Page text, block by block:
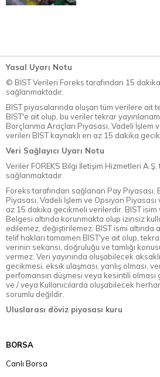
Yasal Uyarı Notu
© BİST Verileri Foreks tarafından 15
sağlanmaktadır.
BIST piyasalarında oluşan tüm verilere ait
BIST'e ait olup, bu veriler tekrar
Borçlanma Araçları Piyasası, Vadeli İşlem
verileri BIST kaynaklı en az 15 dakika
Veri Sağlayıcı Uyarı Notu
Veriler FOREKS Bilgi İletişim Hizmetleri A.Ş.
sağlanmaktadır.
Foreks tarafından sağlanan Pay Piyasası,
Piyasası, Vadeli İşlem ve Opsiyon
az 15 dakika gecikmeli verilerdir. BIST
Belgesi altında korunmakta olup izinsiz
edilemez, değiştirilemez. BIST ismi altında
telif hakları tamamen BIST'ye ait olup,
verinin sekansı, doğruluğu ve tamlığı
vermez. Veri yayınında oluşabilecek
gecikmesi, eksik ulaşması, yanlış olması,
perfomansın düşmesi veya kesintili olması
ve / veya Kullanıcılarda oluşabilecek
sorumlu değildir.
Uluslarası döviz piyasası kuru
BORSA
Canlı Borsa